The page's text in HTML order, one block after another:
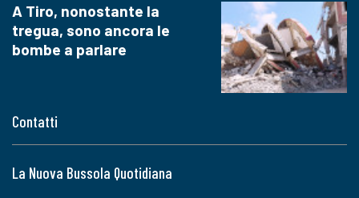
Contatti
La Nuova Bussola Quotidiana
A Tiro, nonostante la
tregua, sono ancora le
bombe a parlare